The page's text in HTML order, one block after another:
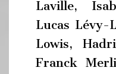
Laville,
Lucas Lévy-
Lowis,
Franck